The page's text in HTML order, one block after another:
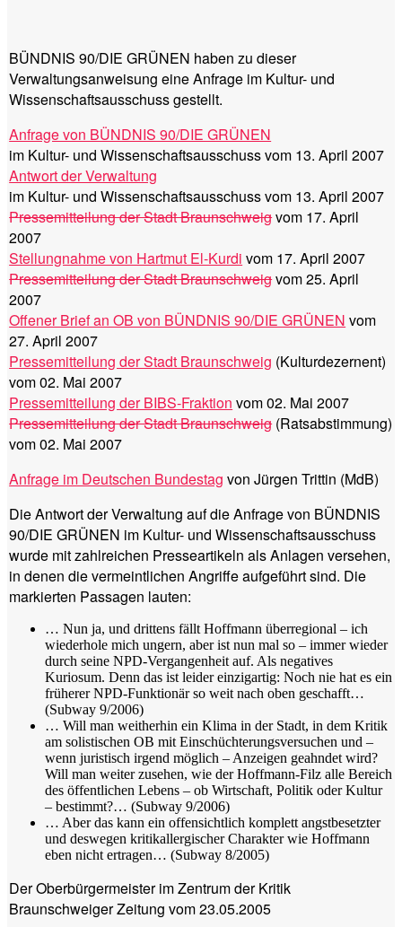
BÜNDNIS 90/DIE GRÜNEN haben zu dieser
Verwaltungsanweisung eine Anfrage im Kultur- und
Wissenschaftsausschuss gestellt.
Anfrage von BÜNDNIS 90/DIE GRÜNEN
im Kultur- und Wissenschaftsausschuss vom 13. April 2007
Antwort der Verwaltung
im Kultur- und Wissenschaftsausschuss vom 13. April 2007
Pressemitteilung der Stadt Braunschweigvom 17. April
2007
Stellungnahme von Hartmut El-Kurdi vom 17. April 2007
Pressemitteilung der Stadt Braunschweigvom 25. April
2007
Offener Brief an OB von BÜNDNIS 90/DIE GRÜNEN vom
27. April 2007
Pressemitteilung der Stadt Braunschweig (Kulturdezernent)
vom 02. Mai 2007
Pressemitteilung der BIBS-Fraktion vom 02. Mai 2007
Pressemitteilung der Stadt Braunschweig(Ratsabstimmung)
vom 02. Mai 2007
Anfrage im Deutschen Bundestag von Jürgen Trittin (MdB)
Die Antwort der Verwaltung auf die Anfrage von BÜNDNIS
90/DIE GRÜNEN im Kultur- und Wissenschaftsausschuss
wurde mit zahlreichen Presseartikeln als Anlagen versehen,
in denen die vermeintlichen Angriffe aufgeführt sind. Die
markierten Passagen lauten:
… Nun ja, und drittens fällt Hoffmann überregional – ich
wiederhole mich ungern, aber ist nun mal so – immer wieder
durch seine NPD-Vergangenheit auf. Als negatives
Kuriosum. Denn das ist leider einzigartig: Noch nie hat es ein
früherer NPD-Funktionär so weit nach oben geschafft…
(Subway 9/2006)
… Will man weitherhin ein Klima in der Stadt, in dem Kritik
am solistischen OB mit Einschüchterungsversuchen und –
wenn juristisch irgend möglich – Anzeigen geahndet wird?
Will man weiter zusehen, wie der Hoffmann-Filz alle Bereich
des öffentlichen Lebens – ob Wirtschaft, Politik oder Kultur
– bestimmt?… (Subway 9/2006)
… Aber das kann ein offensichtlich komplett angstbesetzter
und deswegen kritikallergischer Charakter wie Hoffmann
eben nicht ertragen… (Subway 8/2005)
Der Oberbürgermeister im Zentrum der Kritik
Braunschweiger Zeitung vom 23.05.2005